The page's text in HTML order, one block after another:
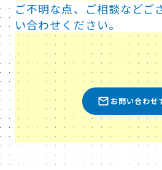
ご不明な点、ご相談などご
い合わせください。
お問い合わせ